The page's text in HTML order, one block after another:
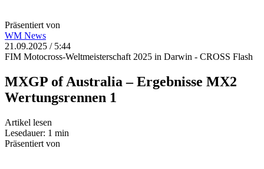
Präsentiert von
WM News
21.09.2025 / 5:44
FIM Motocross-Weltmeisterschaft 2025 in Darwin - CROSS Flash
MXGP of Australia – Ergebnisse MX2
Wertungsrennen 1
Artikel lesen
Lesedauer: 1 min
Präsentiert von